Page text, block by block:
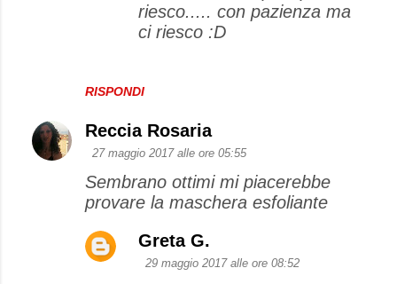
RISPONDI
riesco..... con pazienza ma
ci riesco :D
Reccia Rosaria
27 maggio 2017 alle ore 05:55
Sembrano ottimi mi piacerebbe
provare la maschera esfoliante
Greta G.
29 maggio 2017 alle ore 08:52